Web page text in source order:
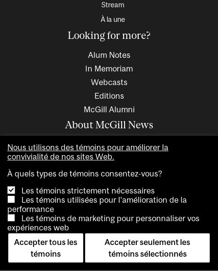
Stream
À la une
Looking for more?
Alum Notes
In Memoriam
Webcasts
Editions
McGill Alumni
About McGill News
Copyright © 2026 McGill University. All rights reserved
AccessibilityPrivacy noticeCookie noticeContact us
Cookie settings
Nous utilisons des témoins pour améliorer la
convivialité de nos sites Web.
À quels types de témoins consentez-vous?
Les témoins strictement nécessaires
Les témoins utilisées pour l'amélioration de la
performance
Les témoins de marketing pour personnaliser vos
expériences web
Accepter tous les
témoins
Accepter seulement les
témoins sélectionnés